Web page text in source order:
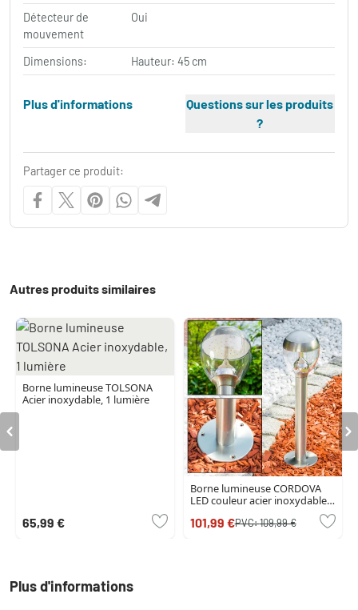
Détecteur de
mouvement
Oui
Dimensions: Hauteur: 45 cm
Plus d'informations
Questions sur les produits
?
Partager ce produit:
Autres produits similaires
Borne lumineuse TOLSONA
Acier inoxydable, 1 lumière
65,99 €
Borne lumineuse CORDOVA
LED couleur acier inoxydable,
101,99 €PVC:109,99 €
Plus d'informations